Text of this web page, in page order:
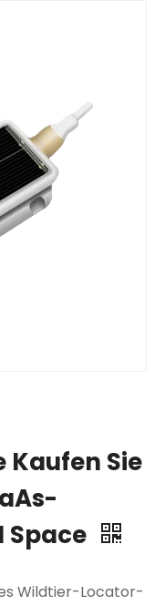
Sie
Space
Wildtier-Locator-